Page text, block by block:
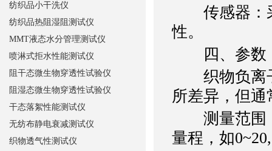
传感器：采
性。
四、参数
织物负离子
所差异，但
测量范围：
量程，如
纺织品小干洗仪
纺织品热阻湿阻测试仪
MMT液态水分管理测试仪
喷淋式拒水性能测试仪
阻干态微生物穿透性试验仪
阻湿态微生物穿透性试验仪
干态落絮性能测试仪
无纺布静电衰减测试仪
织物透气性测试仪